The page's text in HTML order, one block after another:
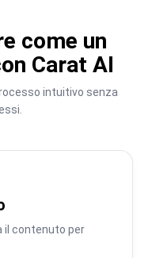
come un
Carat AI
intuitivo senza
il contenuto per